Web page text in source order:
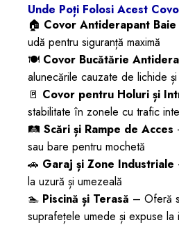
Unde Poți Folosi Acest
🏠 Covor Antiderapant Baie
udă pentru siguranță maximă
🍽️ Covor Bucătărie
alunecările cauzate de lichide și
🚪 Covor pentru Holuri și
stabilitate în zonele cu trafic
🛤️ Scări și Rampe de Acces
sau bare pentru mochetă
🚗 Garaj și Zone Industriale
la uzură și umezeală
🏊 Piscină și Terasă – Oferă
suprafețele umede și expuse la